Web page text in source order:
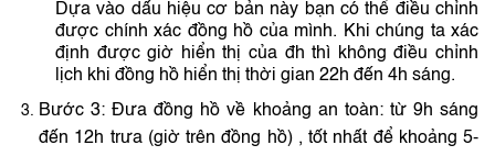
Dựa vào dấu hiệu cơ bản này bạn có thể điều chỉnh
được chính xác đồng hồ của mình. Khi chúng ta xác
định được giờ hiển thị của đh thì không điều chỉnh
lịch khi đồng hồ hiển thị thời gian 22h đến 4h sáng.
Bước 3: Đưa đồng hồ về khoảng an toàn: từ 9h sáng
đến 12h trưa (giờ trên đồng hồ) , tốt nhất để khoảng 5-